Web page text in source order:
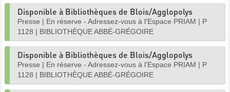
Disponible à Bibliothèques de Blois/Agglopolys
Presse | En réserve - Adressez-vous à l'Espace PRIAM | P
1128 | BIBLIOTHÈQUE ABBÉ-GRÉGOIRE
Disponible à Bibliothèques de Blois/Agglopolys
Presse | En réserve - Adressez-vous à l'Espace PRIAM | P
1128 | BIBLIOTHÈQUE ABBÉ-GRÉGOIRE